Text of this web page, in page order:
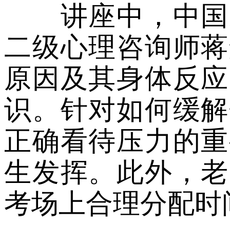
讲座中，中国
二级心理咨询师
原因及其身体反
识。针对如何缓
正确看待压力的
生发挥。此外，
考场上合理分配